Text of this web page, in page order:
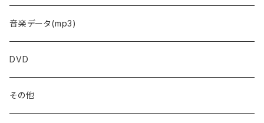
音楽データ(mp3)
DVD
その他